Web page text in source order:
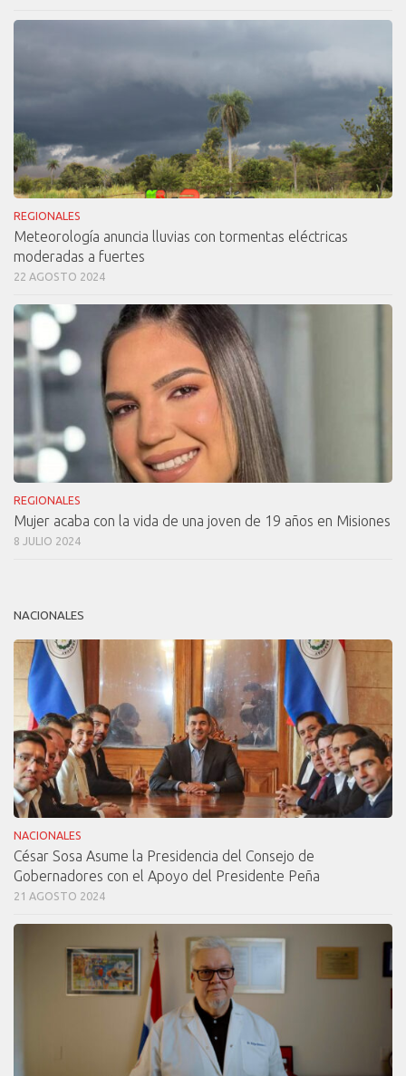
REGIONALES
Meteorología anuncia lluvias con tormentas eléctricas
moderadas a fuertes
22 AGOSTO 2024
REGIONALES
Mujer acaba con la vida de una joven de 19 años en Misiones
8 JULIO 2024
NACIONALES
NACIONALES
César Sosa Asume la Presidencia del Consejo de
Gobernadores con el Apoyo del Presidente Peña
21 AGOSTO 2024